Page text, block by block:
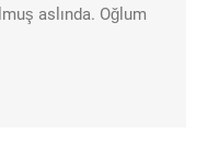
aslında. Oğlum